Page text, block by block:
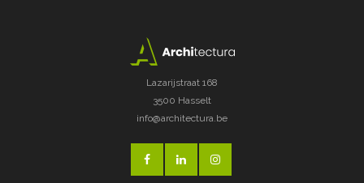
Lazarijstraat 168
3500 Hasselt
info@architectura.be